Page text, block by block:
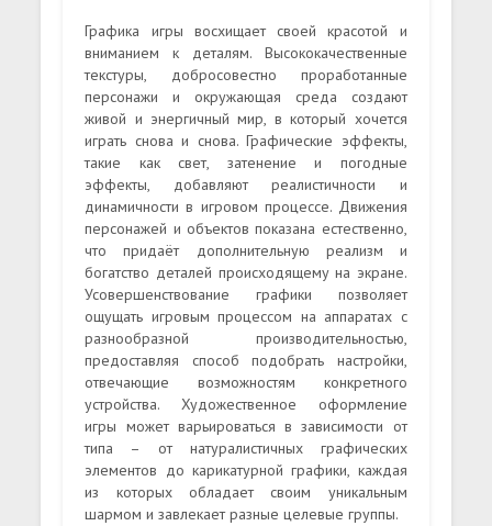
Графика игры восхищает своей красотой и
вниманием к деталям. Высококачественные
текстуры, добросовестно проработанные
персонажи и окружающая среда создают
живой и энергичный мир, в который хочется
играть снова и снова. Графические эффекты,
такие как свет, затенение и погодные
эффекты, добавляют реалистичности и
динамичности в игровом процессе. Движения
персонажей и объектов показана естественно,
что придаёт дополнительную реализм и
богатство деталей происходящему на экране.
Усовершенствование графики позволяет
ощущать игровым процессом на аппаратах с
разнообразной производительностью,
предоставляя способ подобрать настройки,
отвечающие возможностям конкретного
устройства. Художественное оформление
игры может варьироваться в зависимости от
типа – от натуралистичных графических
элементов до карикатурной графики, каждая
из которых обладает своим уникальным
шармом и завлекает разные целевые группы.